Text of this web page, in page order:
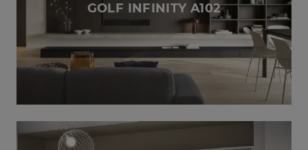
GOLF INFINITY A102